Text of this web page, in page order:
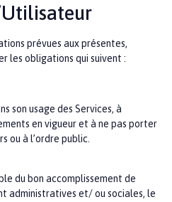
prévues aux présentes,
les obligations qui suivent :
son usage des Services, à
en vigueur et à ne pas porter
ou à l’ordre public.
du bon accomplissement de
administratives et/ ou sociales, le